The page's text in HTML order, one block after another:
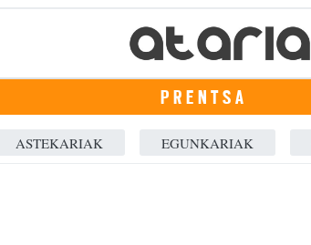
PRENTSA
ASTEKARIAK EGUNKARIAK